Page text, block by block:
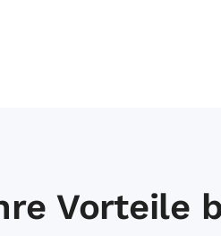
Vorteile